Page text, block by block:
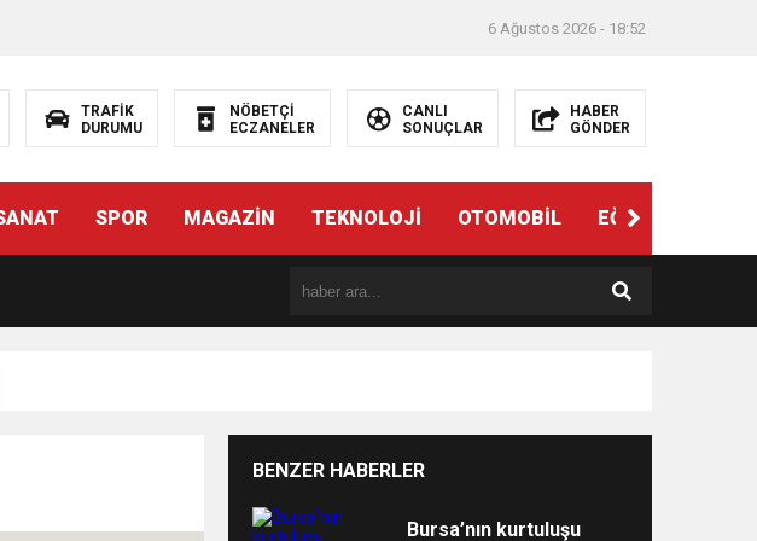
6 Ağustos 2026 - 18:52
TRAFİK
DURUMU
NÖBETÇİ
ECZANELER
CANLI
SONUÇLAR
HABER
GÖNDER
SPOR MAGAZİN TEKNOLOJİ OTOMOBİL EĞİTİM
Yolunda
BENZER HABERLER
Bursa’nın kurtuluşu